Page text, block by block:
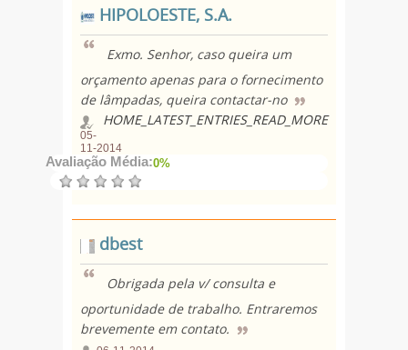
HIPOLOESTE, S.A.
Exmo. Senhor, caso queira um
orçamento apenas para o fornecimento
de lâmpadas, queira contactar-no
HOME_LATEST_ENTRIES_READ_MORE
05-
11-2014
Avaliação Média:0%
dbest
Obrigada pela v/ consulta e
oportunidade de trabalho. Entraremos
brevemente em contato.